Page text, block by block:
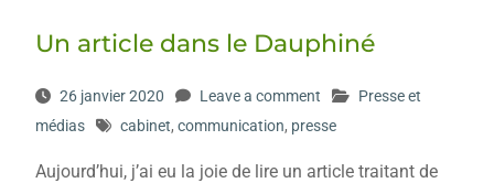
Un article dans le Dauphiné
26 janvier 2020 Leave a comment
Presse et
médias
cabinet, communication, presse
Aujourd’hui, j’ai eu la joie de lire un article traitant de